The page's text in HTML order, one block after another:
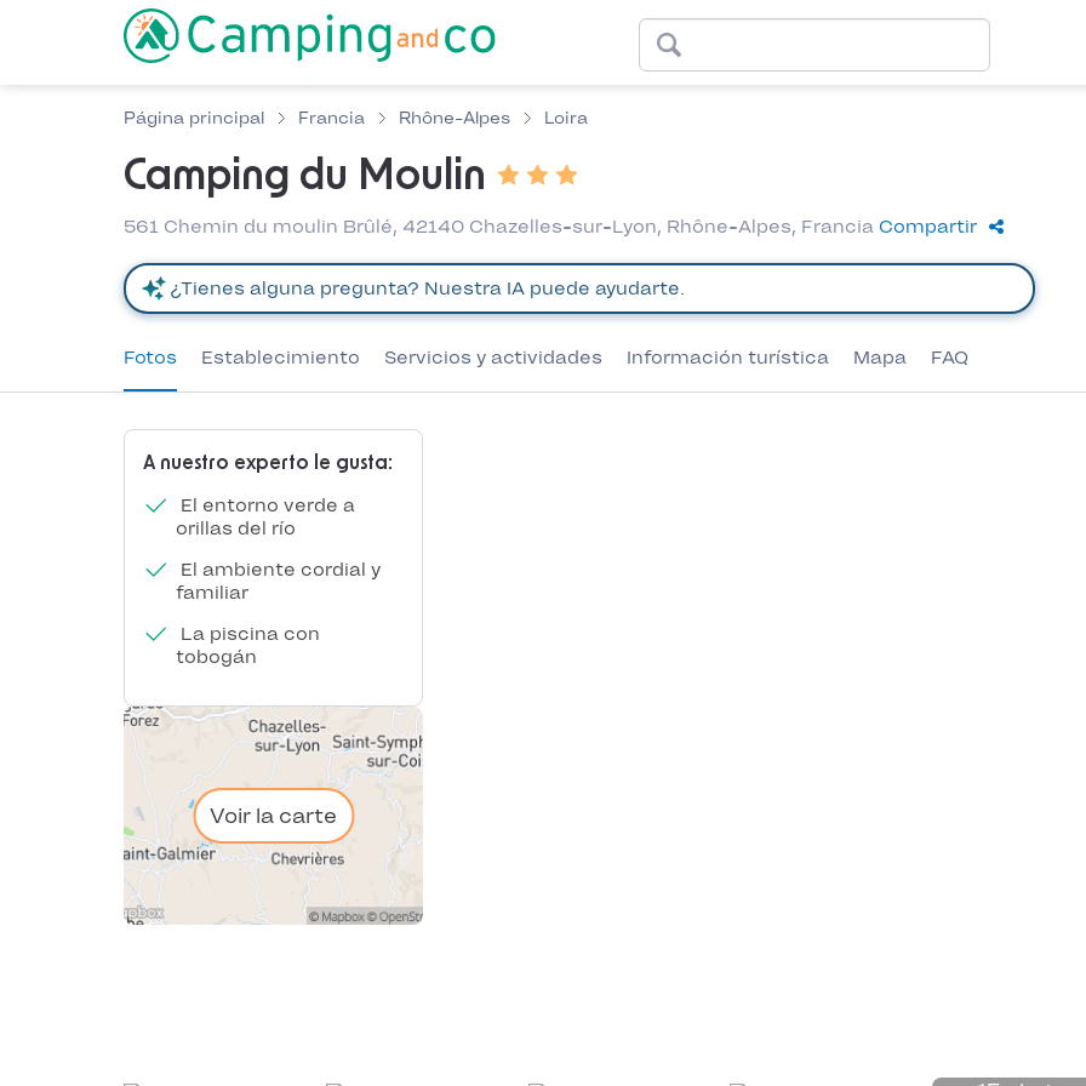
Página principal Francia Rhône-Alpes Loira
Camping du Moulin
561 Chemin du moulin Brûlé, 42140 Chazelles-sur-Lyon, Rhône-Alpes, Francia Compartir
Fotos Establecimiento Servicios y actividades Información turística Mapa FAQ
A nuestro experto le gusta:
El entorno verde a
orillas del río
El ambiente cordial y
familiar
La piscina con
tobogán
Voir la carte